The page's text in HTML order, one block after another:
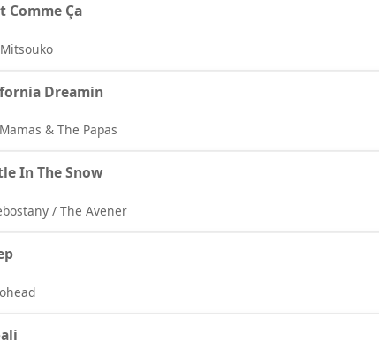
Comme Ça
Dreamin
& The Papas
In The Snow
/ The Avener